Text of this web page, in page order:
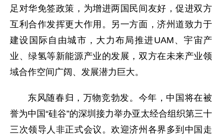
足对华免签政策，为增进两国民间友好，促进双方
互利合作发挥更大作用。另一方面，济州道致力于
建设国际自由城市，大力布局推进UAM、宇宙产
业、绿氢等新能源产业的发展，双方在未来产业领
域合作空间广阔、发展潜力巨大。
东风随春归，万物竞勃发。今年，中国将在被
誉为中国“硅谷”的深圳接力举办亚太经合组织第三十
三次领导人非正式会议。欢迎济州各界多到中国走